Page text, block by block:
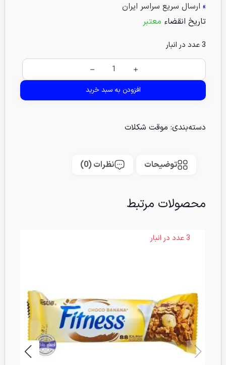
» ارسال سریع سراسر ایران
تاریخ انقضاء معتبر
3 عدد در انبار
افزودن به سبد خرید
دسته‌بندی: موقت شکلات
توضیحات نظرات (0)
محصولات مرتبط
3 عدد در انبار